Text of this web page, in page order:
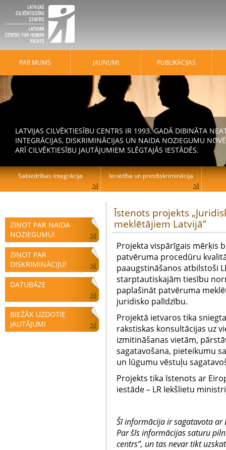
ZIŅOT PAR NAIDA
NOZIEGUMU!
ZIŅOT PAR
DISKRIMINĀCIJU!
DATUBĀZE
BIEŽĀK UZDOTIE
JAUTĀJUMI
Īstenots projekts
meklētājiem Latvijā”
Projekta vispārīgais mērķis
patvēruma procedūru
paaugstināšanos atbilstoši
starptautiskajām tiesību
paplašināt patvēruma
juridisko palīdzību.
Projektā ietvaros tika
rakstiskas konsultācijas uz
izmitināšanas vietām,
sagatavošana, pieteikumu
un lūgumu vēstuļu
Projekts tika īstenots ar
iestāde – LR Iekšlietu
Šī informācija ir sagatavota ar
Par šīs informācijas saturu
centrs”, un tas nevar tikt
PAR MUMS JAUNUMI PUBLIKĀCIJAS
LATVIJAS CILVĒKTIESĪBU CENTRS IR 1993. GADĀ DIBINĀTA
INTEGRĀCIJAS, DISKRIMINĀCIJAS UN NAIDA NOZIEGUMU
ARĪ CILVĒKTIESĪBU JAUTĀJUMIEM SLĒGTAJĀS IESTĀDĒS.
Sabiedrības integrācija Iecietība un pretdiskriminācija